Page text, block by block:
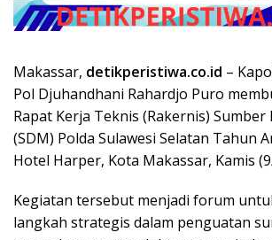
Makassar, detikperistiwa.co.id –
Pol Djuhandhani Rahardjo Puro
Rapat Kerja Teknis (Rakernis) Sumber
(SDM) Polda Sulawesi Selatan Tahun
Hotel Harper, Kota Makassar, Kamis
Kegiatan tersebut menjadi forum
langkah strategis dalam penguatan